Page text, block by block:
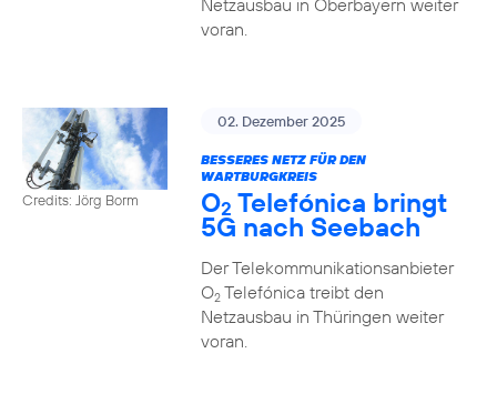
Netzausbau in Oberbayern weiter
voran.
Credits: Jörg Borm
02. Dezember 2025
BESSERES NETZ FÜR DEN
WARTBURGKREIS
O2 Telefónica bringt
5G nach Seebach
Der Telekommunikationsanbieter
O2Telefónica treibt den
Netzausbau in Thüringen weiter
voran.